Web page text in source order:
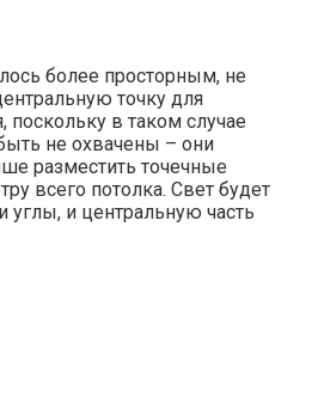
более просторным, не
точку для
поскольку в таком случае
не охвачены – они
разместить точечные
всего потолка. Свет будет
углы, и центральную часть